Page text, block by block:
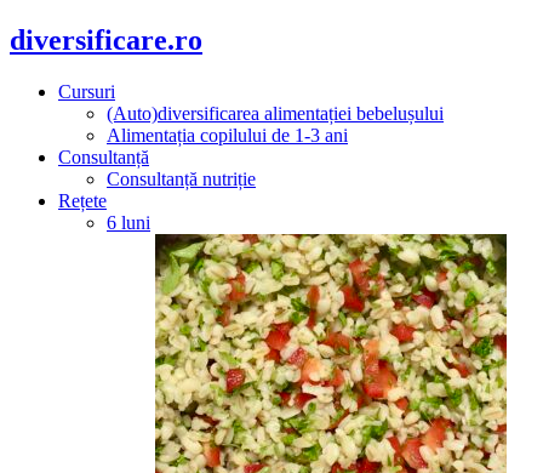
diversificare.ro
Cursuri
(Auto)diversificarea alimentației bebelușului
Alimentația copilului de 1-3 ani
Consultanță
Consultanță nutriție
Rețete
6 luni